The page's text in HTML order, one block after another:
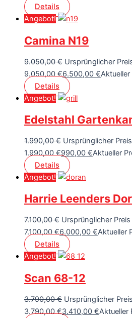
Details
Angebot!
Camina N19
9.050,00€ Ursprünglicher
9.050,00 €6.500,00 €
Details
Angebot!
Edelstahl
1.990,00€ Ursprünglicher
1.990,00 €990,00 €Aktueller
Details
Angebot!
Harrie Leenders
7.100,00€ Ursprünglicher Preis
7.100,00 €6.000,00 €Aktueller
Details
Angebot!
Scan 68-12
3.790,00€ Ursprünglicher
3.790,00 €3.410,00 €Aktueller